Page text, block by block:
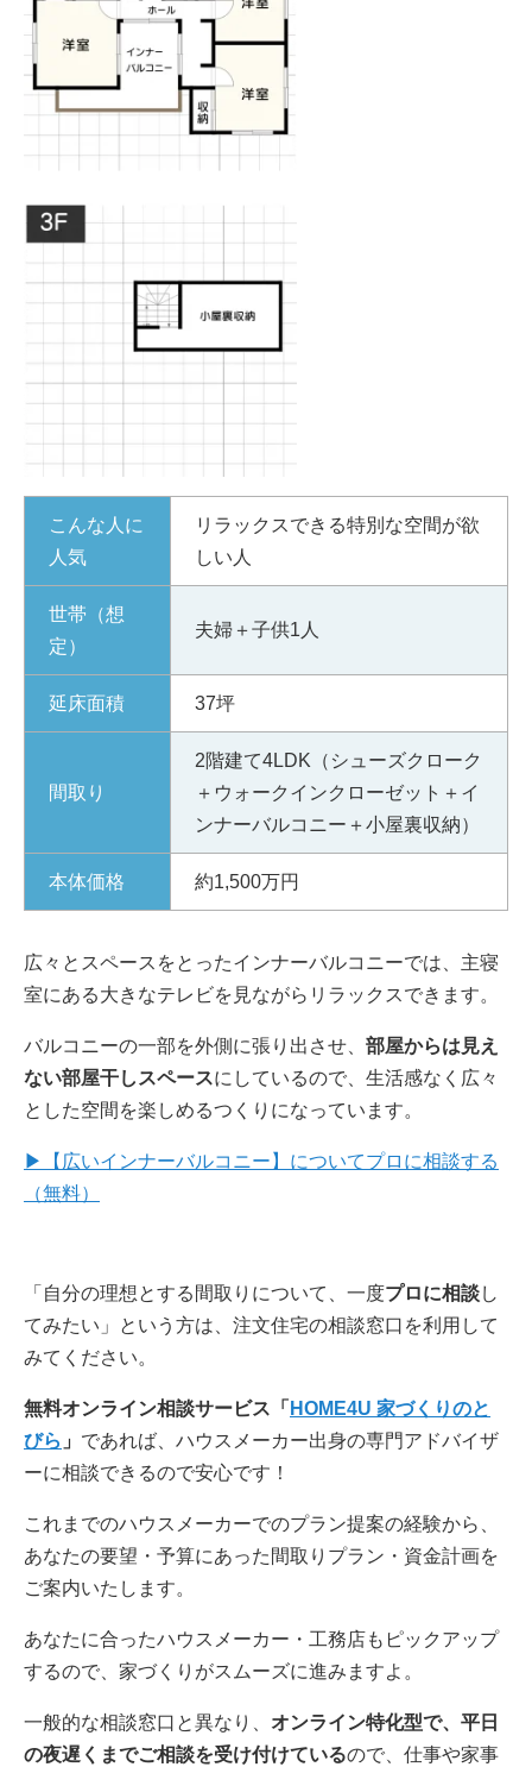
こんな人に
人気
リラックスできる特別な空間が欲
しい人
世帯（想
定）
夫婦＋子供1人
延床面積 37坪
間取り
2階建て4LDK（シューズクローク
＋ウォークインクローゼット＋イ
ンナーバルコニー＋小屋裏収納）
本体価格 約1,500万円
広々とスペースをとったインナーバルコニーでは、主寝
室にある大きなテレビを見ながらリラックスできます。
バルコニーの一部を外側に張り出させ、 部屋からは見え
ない部屋干しスペースにしているので、生活感なく広々
とした空間を楽しめるつくりになっています。
▶【広いインナーバルコニー】についてプロに相談する
（無料）
「自分の理想とする間取りについて、一度プロに相談し
てみたい」という方は、注文住宅の相談窓口を利用して
みてください。
無料オンライン相談サービス「 HOME4U 家づくりのと
びら 」 であれば、ハウスメーカー出身の専門アドバイザ
ーに相談できるので安心です！
これまでのハウスメーカーでのプラン提案の経験から、
あなたの要望・予算にあった間取りプラン・資金計画を
ご案内いたします。
あなたに合ったハウスメーカー・工務店もピックアップ
するので、家づくりがスムーズに進みますよ。
一般的な相談窓口と異なり、 オンライン特化型で、平日
の夜遅くまでご相談を受け付けているので、仕事や家事